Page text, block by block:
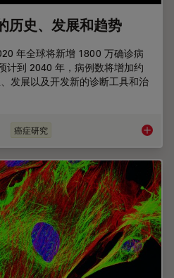
历史、发展和趋势
年全球将新增 1800 万确诊病
计到 2040 年，病例数将增加约
发展以及开发新的诊断工具和治
癌症研究 癌症研